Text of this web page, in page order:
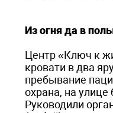
Из огня да в
Центр «Ключ к
кровати в два
пребывание
охрана, на
Руководили